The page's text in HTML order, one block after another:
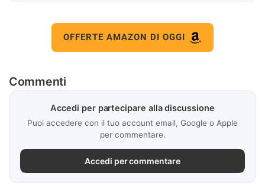
OFFERTE AMAZON DI OGGI
Commenti
Accedi per partecipare alla discussione
Puoi accedere con il tuo account email, Google o Apple
per commentare.
Accedi per commentare